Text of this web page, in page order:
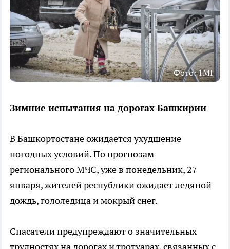
Фото: 1MI
Зимние испытания на дорогах Башкирии
В Башкортостане ожидается ухудшение
погодных условий. По прогнозам
регионального МЧС, уже в понедельник, 27
января, жителей республики ожидает ледяной
дождь, гололедица и мокрый снег.
Спасатели предупреждают о значительных